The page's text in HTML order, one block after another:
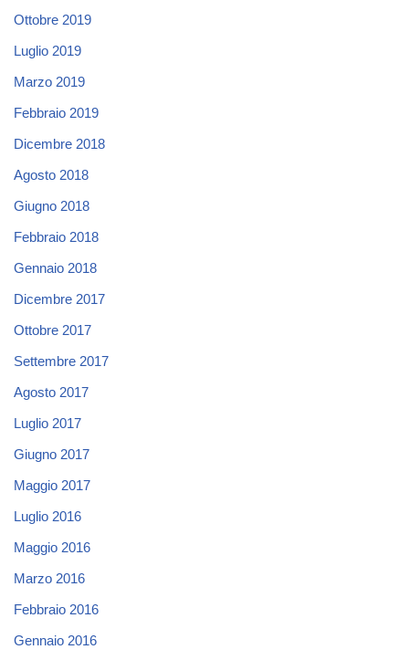
Ottobre 2019
Luglio 2019
Marzo 2019
Febbraio 2019
Dicembre 2018
Agosto 2018
Giugno 2018
Febbraio 2018
Gennaio 2018
Dicembre 2017
Ottobre 2017
Settembre 2017
Agosto 2017
Luglio 2017
Giugno 2017
Maggio 2017
Luglio 2016
Maggio 2016
Marzo 2016
Febbraio 2016
Gennaio 2016